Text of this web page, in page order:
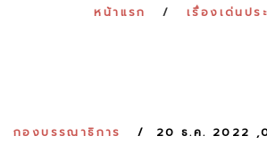
หน้าแรก เรื่องเด่นปร
กองบรรณาธิการ 20 ธ.ค. 2022